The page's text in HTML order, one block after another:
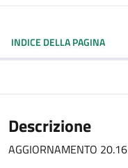
INDICE DELLA PAGINA
Descrizione
AGGIORNAMENTO 20.16